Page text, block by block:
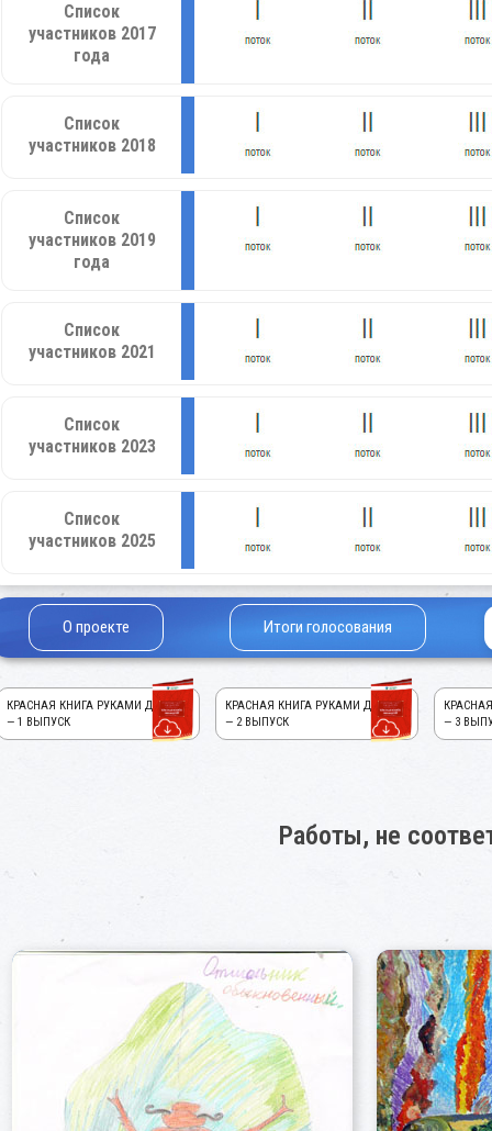
Список
участников 2017
года
Список
участников 2018
Список
участников 2019
года
Список
участников 2021
Список
участников 2023
Список
участников 2025
О проекте Итоги голосования
КРАСНАЯ КНИГА РУКАМИ ДЕТЕЙ!
— 1 ВЫПУСК
КРАСНАЯ КНИГА РУКАМИ ДЕТЕЙ!
— 2 ВЫПУСК
— 3
Работы, не